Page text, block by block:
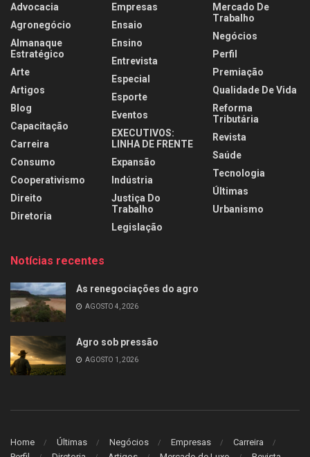
Advocacia
Agronegócio
Almanaque
Estratégico
Arte
Artigos
Blog
Capacitação
Carreira
Consumo
Cooperativismo
Direito
Diretoria
Empresas
Ensaio
Ensino
Entrevista
Especial
Esporte
Eventos
EXECUTIVOS:
LINHA DE FRENTE
Expansão
Indústria
Justiça Do
Trabalho
Legislação
Mercado De
Trabalho
Negócios
Perfil
Premiação
Qualidade De Vida
Reforma
Tributária
Revista
Saúde
Tecnologia
Últimas
Urbanismo
Notícias recentes
As renegociações do agro
AGOSTO 4, 2026
Agro sob pressão
AGOSTO 1, 2026
Home Últimas Negócios Empresas
Carreira